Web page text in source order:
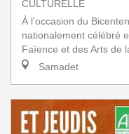
CULTURELLE
À l’occasion du
nationalement célébré
Faïence et des Arts de
Samadet